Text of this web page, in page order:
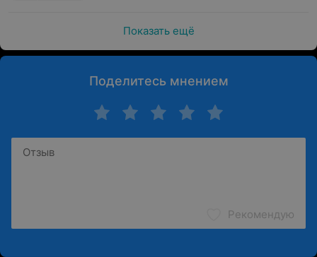
Показать ещё
Поделитесь мнением
Рекомендую